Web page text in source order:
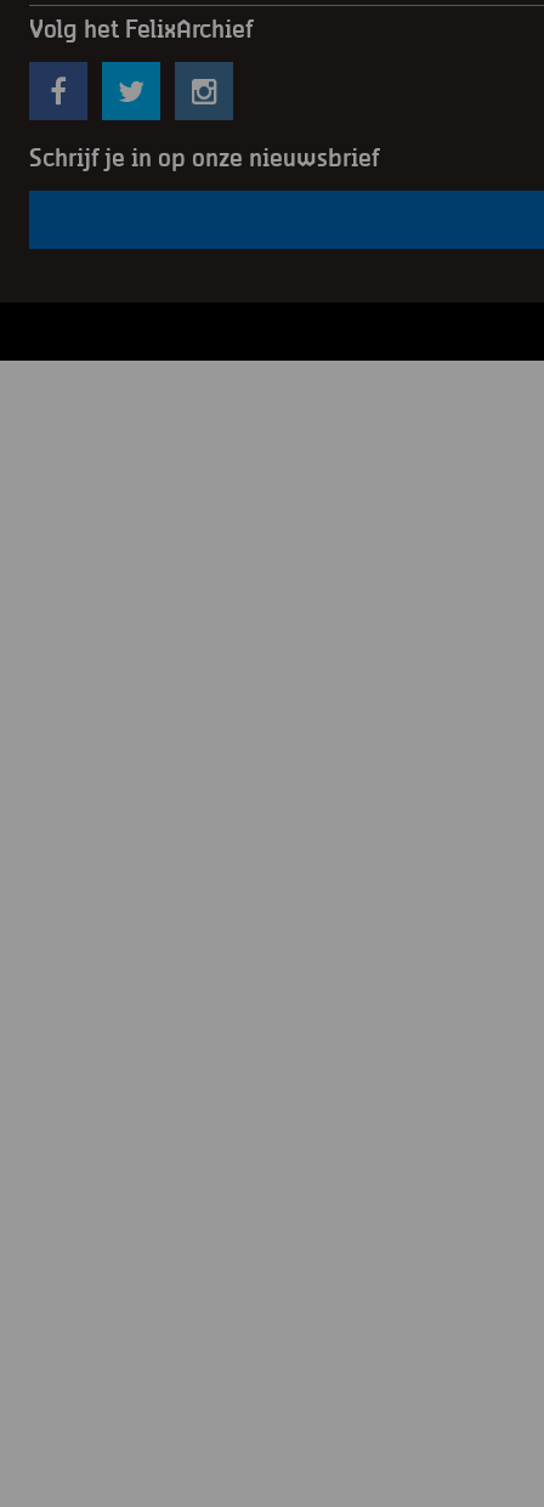
Volg het FelixArchief
Schrijf je in op onze nieuwsbrief